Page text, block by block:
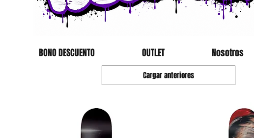
BONO DESCUENTO OUTLET Nosotros
Cargar anteriores